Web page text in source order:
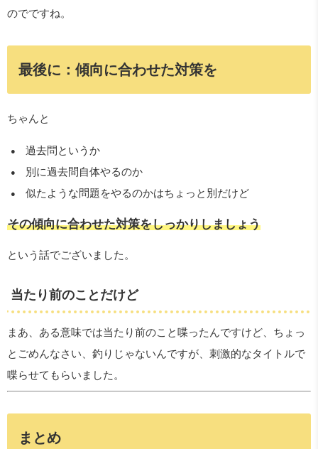
のでですね。
最後に：傾向に合わせた対策を
ちゃんと
過去問というか
別に過去問自体やるのか
似たような問題をやるのかはちょっと別だけど
その傾向に合わせた対策をしっかりしましょう
という話でございました。
当たり前のことだけど
まあ、ある意味では当たり前のこと喋ったんですけど、ちょっ
とごめんなさい、釣りじゃないんですが、刺激的なタイトルで
喋らせてもらいました。
まとめ